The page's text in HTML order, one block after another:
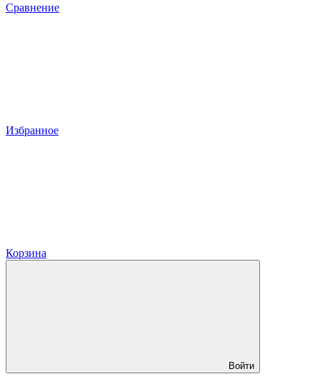
Сравнение
Избранное
Корзина
Войти